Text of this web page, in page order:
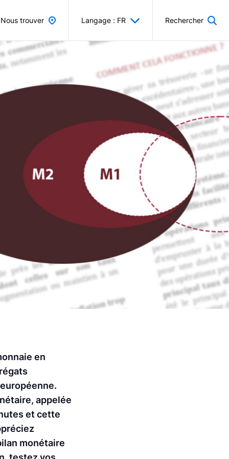
Nous trouver Langage : FR Rechercher
en
appelée
et cette
monétaire